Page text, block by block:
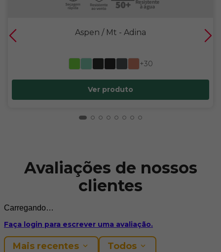
Aspen / Mt - Adina
+30
Ver produto
Avaliações de nossos
clientes
Carregando…
Faça login para escrever uma avaliação.
Mais recentes Todos